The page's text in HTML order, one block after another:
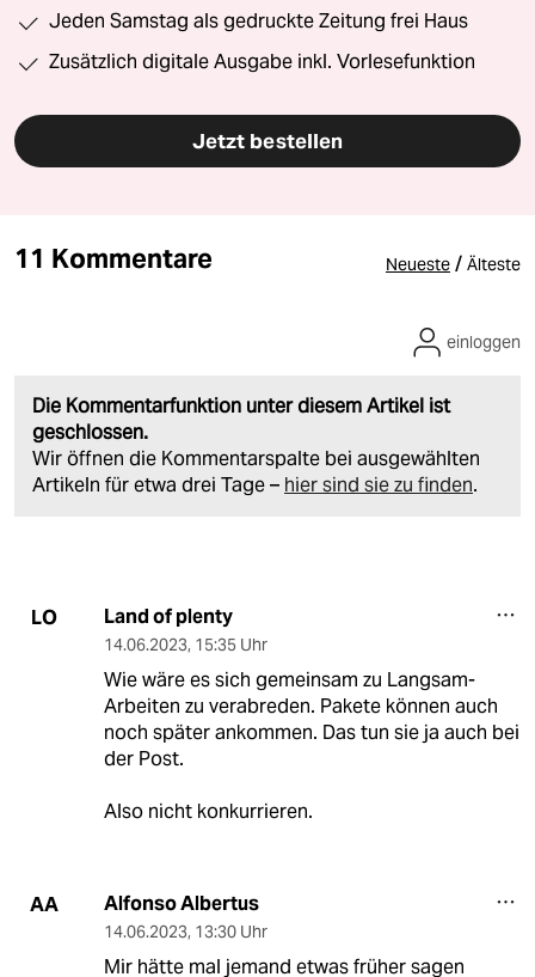
Jeden Samstag als gedruckte Zeitung frei Haus
Zusätzlich digitale Ausgabe inkl. Vorlesefunktion
Jetzt bestellen
11 Kommentare Neueste / Älteste
Die Kommentarfunktion unter diesem Artikel ist
geschlossen.
Wir öffnen die Kommentarspalte bei ausgewählten
Artikeln für etwa drei Tage – hier sind sie zu finden.
einloggen
LO Land of plenty
14.06.2023, 15:35 Uhr
Wie wäre es sich gemeinsam zu Langsam-
Arbeiten zu verabreden. Pakete können auch
noch später ankommen. Das tun sie ja auch bei
der Post.
Also nicht konkurrieren.
AA Alfonso Albertus
14.06.2023, 13:30 Uhr
Mir hätte mal jemand etwas früher sagen